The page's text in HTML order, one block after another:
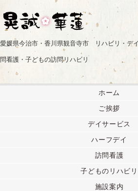
愛媛県今治市・香川県観音寺市 リハビリ・デ
問看護・子どもの訪問リハビリ
ホーム
ご挨拶
デイサービス
ハーフデイ
訪問看護
子どものリハビリ
施設案内